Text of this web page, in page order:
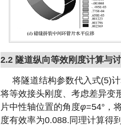
2.2 隧道纵向等效刚度计算与
将隧道结构参数代入式(5)
将等效接头刚度、考虑差异变
片中性轴位置的角度φ=54°，
度有效率为0.088.同理计算得